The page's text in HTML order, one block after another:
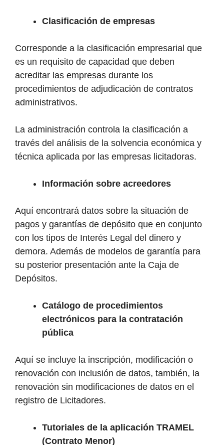
Clasificación de empresas
Corresponde a la clasificación empresarial que
es un requisito de capacidad que deben
acreditar las empresas durante los
procedimientos de adjudicación de contratos
administrativos.
La administración controla la clasificación a
través del análisis de la solvencia económica y
técnica aplicada por las empresas licitadoras.
Información sobre acreedores
Aquí encontrará datos sobre la situación de
pagos y garantías de depósito que en conjunto
con los tipos de Interés Legal del dinero y
demora. Además de modelos de garantía para
su posterior presentación ante la Caja de
Depósitos.
Catálogo de procedimientos
electrónicos para la contratación
pública
Aquí se incluye la inscripción, modificación o
renovación con inclusión de datos, también, la
renovación sin modificaciones de datos en el
registro de Licitadores.
Tutoriales de la aplicación TRAMEL
(Contrato Menor)